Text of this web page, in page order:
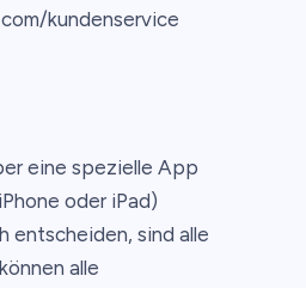
kundenservice
eine spezielle App
oder iPad)
entscheiden, sind alle
alle